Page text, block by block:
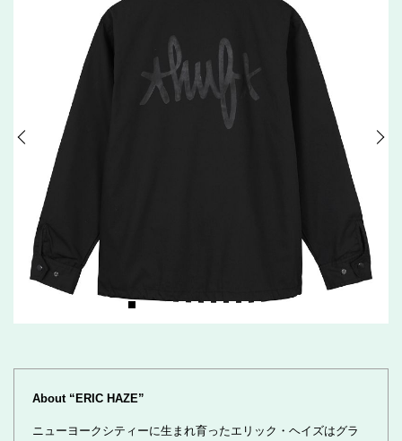
About “ERIC HAZE”
ニューヨークシティーに生まれ育ったエリック・ヘイズはグラ